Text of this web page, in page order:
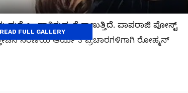
ಮತ್ತೆ ಒಂದಾಗಿರುವಂತೆ ಕಾಣುತ್ತಿದೆ. ಪಾಪರಾಜಿ ಪೋಸ್ಟ್
ಸರಣಿಯ ಆರ್ಯ 3 ಪ್ರಚಾರಗಳಿಗಾಗಿ ರೋಹ್ಮನ್
FULL GALLERY